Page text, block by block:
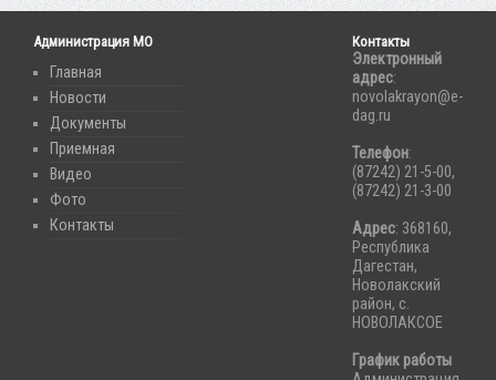
Администрация МО
Главная
Новости
Документы
Приемная
Видео
Фото
Контакты
Контакты
Электронный
адрес:
novolakrayon@e-
dag.ru
Телефон:
(87242) 21-5-00,
(87242) 21-3-00
Адрес: 368160,
Республика
Дагестан,
Новолакский
район, с.
НОВОЛАКСОЕ
График работы